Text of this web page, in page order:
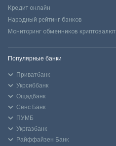
Кредит онлайн
Народный рейтинг банков
Мониторинг обменников криптовалют
Популярные банки
Приватбанк
Укрсиббанк
Ощадбанк
Сенс Банк
ПУМБ
Укргазбанк
Райффайзен Банк